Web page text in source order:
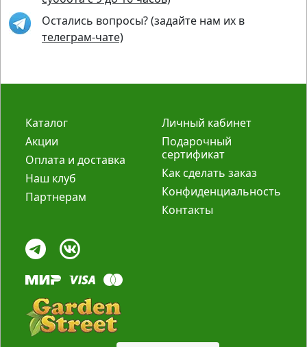
Остались вопросы? (задайте нам их в
телеграм-чате)
Каталог
Акции
Оплата и доставка
Наш клуб
Партнерам
Личный кабинет
Подарочный
сертификат
Как сделать заказ
Конфиденциальность
Контакты